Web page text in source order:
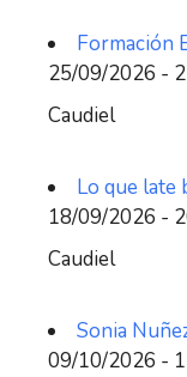
Formación
25/09/2026 -
Caudiel
Lo que late
18/09/2026 -
Caudiel
Sonia
09/10/2026 -